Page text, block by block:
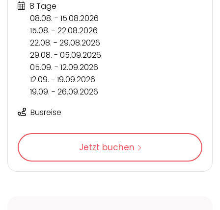
8 Tage
08.08. - 15.08.2026
15.08. - 22.08.2026
22.08. - 29.08.2026
29.08. - 05.09.2026
05.09. - 12.09.2026
12.09. - 19.09.2026
19.09. - 26.09.2026
Busreise
Jetzt buchen